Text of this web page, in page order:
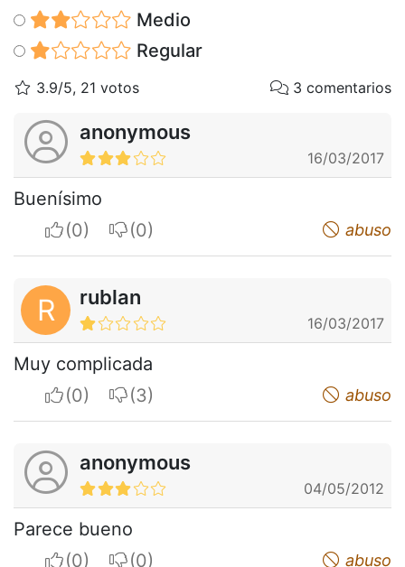
Medio
Regular
3.9/5, 21 votos 3 comentarios
anonymous
16/03/2017
Buenísimo
I apreciateI do not appreciate abuso
R rublan
16/03/2017
Muy complicada
I apreciateI do not appreciate abuso
anonymous
04/05/2012
Parece bueno
I apreciateI do not appreciate abuso